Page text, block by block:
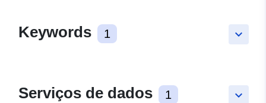
keyboard_arrow_down
Keywords 1
keyboard_arrow_down
Serviços de dados 1